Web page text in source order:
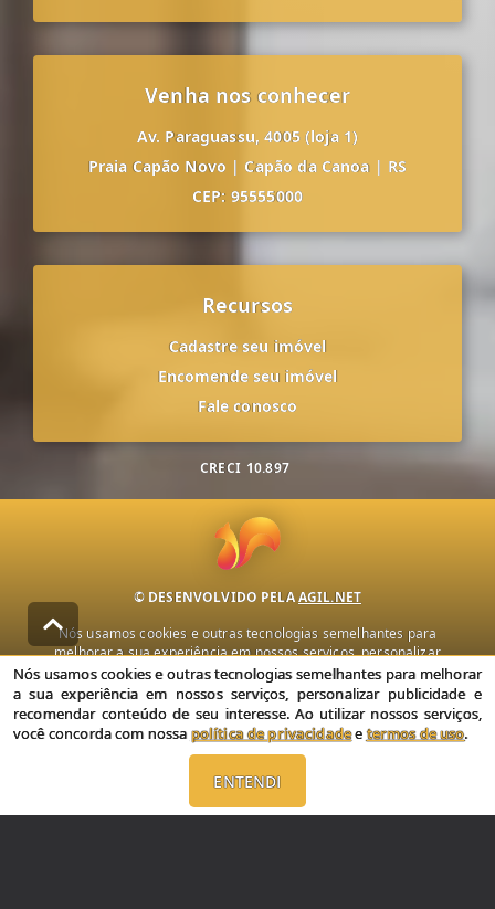
Venha nos conhecer
Av. Paraguassu, 4005 (loja 1)
Praia Capão Novo | Capão da Canoa | RS
CEP: 95555000
Recursos
Cadastre seu imóvel
Encomende seu imóvel
Fale conosco
CRECI 10.897
© DESENVOLVIDO PELAAGIL.NET
Nós usamos cookies e outras tecnologias semelhantes para
melhorar a sua experiência em nossos serviços, personalizar
publicidade e recomendar conteúdo de seu interesse. Ao utilizar
nossos serviços, você concorda com nossa política de privacidade e
termos de uso.
Política de Privacidade Termos de uso
Nós usamos cookies e outras tecnologias semelhantes para melhorar
a sua experiência em nossos serviços, personalizar publicidade e
recomendar conteúdo de seu interesse. Ao utilizar nossos serviços,
você concorda com nossa política de privacidadeetermos de uso.
ENTENDI